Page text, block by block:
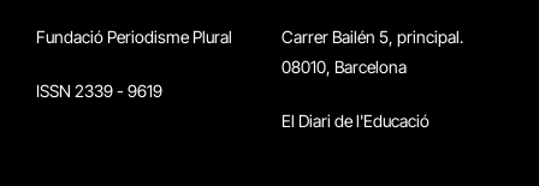
Fundació Periodisme Plural
ISSN 2339 - 9619
Carrer Bailén 5, principal.
08010, Barcelona
El Diari de l'Educació